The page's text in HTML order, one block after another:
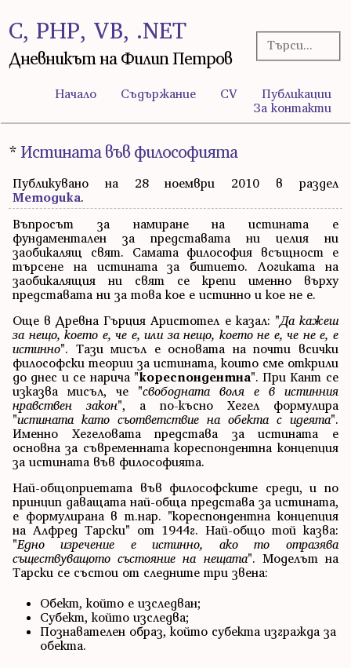
C, PHP, VB, .NET
Дневникът на Филип Петров
Начало Съдържание CV
Публикации
За контакти
* Истината във философията
Публикувано на 28 ноември 2010 в раздел
Методика.
Въпросът за намиране на истината е
фундаментален за представата ни целия ни
заобикалящ свят. Самата философия всъщност е
търсене на истината за битието. Логиката на
заобикалящия ни свят се крепи именно върху
представата ни за това кое е истинно и кое не е.
Още в Древна Гърция Аристотел е казал: "Да кажеш
за нещо, което е, че е, или за нещо, което не е, че не е, е
истинно". Тази мисъл е основата на почти всички
философски теории за истината, които сме открили
до днес и се нарича "кореспондентна". При Кант се
изказва мисъл, че "свободната воля е в истинния
нравствен закон", а по-късно Хегел формулира
"истината като съответствие на обекта с идеята".
Именно Хегеловата представа за истината е
основна за съвременната кореспондентна концепция
за истината във философията.
Най-общоприетата във философските среди, и по
принцип даващата най-обща представа за истината,
е формулирана в т.нар. "кореспондентна концепция
на Алфред Тарски" от 1944г. Най-общо той казва:
"Едно изречение е истинно, ако то отразява
съществуващото състояние на нещата". Моделът на
Тарски се състои от следните три звена:
Обект, който е изследван;
Субект, който изследва;
Познавателен образ, който субекта изгражда за
обекта.